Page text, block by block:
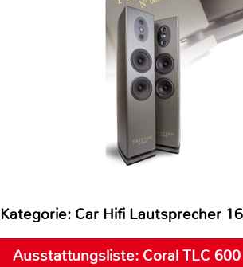
Kategorie: Car Hifi Lautsprecher
Ausstattungsliste: Coral TLC 600